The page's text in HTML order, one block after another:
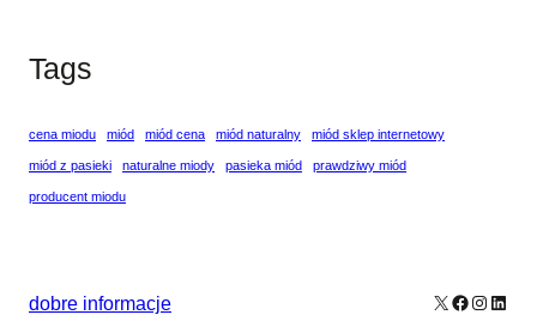
Tags
cena miodu miód miód cena miód naturalny miód sklep internetowy
miód z pasieki naturalne miody pasieka miód prawdziwy miód
producent miodu
dobre informacje X Facebook